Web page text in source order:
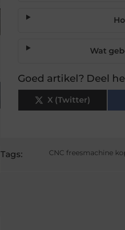
Wat
Goed artikel? Deel
X (Twitter)
Tags: CNC freesmachine